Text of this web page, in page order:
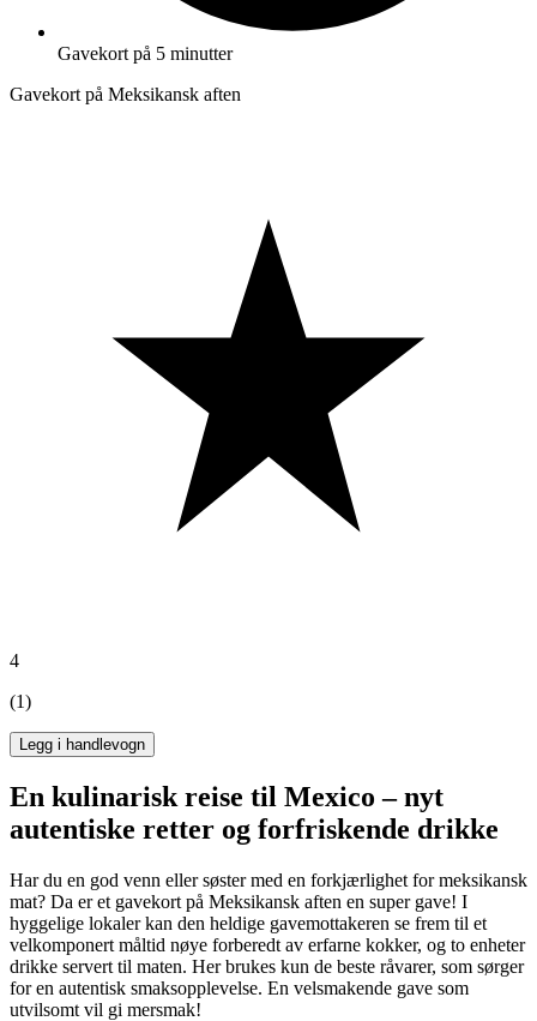
Gavekort på 5 minutter
Gavekort på Meksikansk aften
4
(1)
Legg i handlevogn
En kulinarisk reise til Mexico – nyt
autentiske retter og forfriskende drikke
Har du en god venn eller søster med en forkjærlighet for meksikansk
mat? Da er et gavekort på Meksikansk aften en super gave! I
hyggelige lokaler kan den heldige gavemottakeren se frem til et
velkomponert måltid nøye forberedt av erfarne kokker, og to enheter
drikke servert til maten. Her brukes kun de beste råvarer, som sørger
for en autentisk smaksopplevelse. En velsmakende gave som
utvilsomt vil gi mersmak!